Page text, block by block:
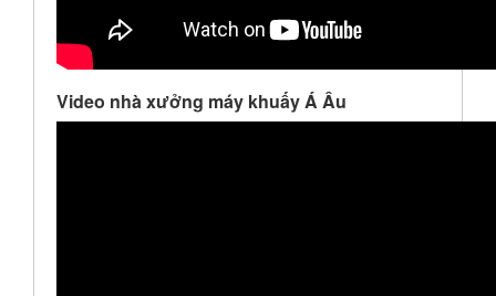
Video nhà xưởng máy khuấy Á Âu